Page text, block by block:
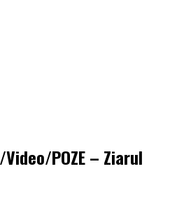
POZE – Ziarul